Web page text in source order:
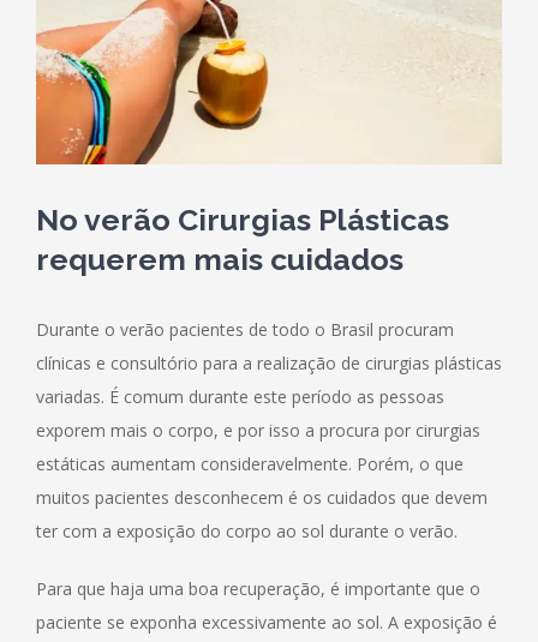
No verão Cirurgias Plásticas
requerem mais cuidados
Durante o verão pacientes de todo o Brasil procuram
clínicas e consultório para a realização de cirurgias plásticas
variadas. É comum durante este período as pessoas
exporem mais o corpo, e por isso a procura por cirurgias
estáticas aumentam consideravelmente. Porém, o que
muitos pacientes desconhecem é os cuidados que devem
ter com a exposição do corpo ao sol durante o verão.
Para que haja uma boa recuperação, é importante que o
paciente se exponha excessivamente ao sol. A exposição é